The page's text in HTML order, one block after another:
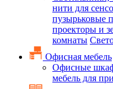
нити для
пузырьковые
проекторы и
комнаты
Офисная мебель
Офисные
мебель для